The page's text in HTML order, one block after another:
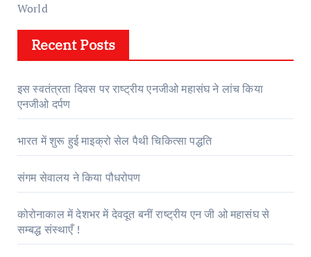
World
Recent Posts
इस स्वतंत्रता दिवस पर राष्ट्रीय एनजीओ महासंघ ने लांच किया
एनजीओ दर्पण
भारत में शुरू हुई माइक्रो सेल पैथी चिकित्सा पद्धति
संगम सेवालय ने किया पौधरोपण
कोरोनाकाल में देशभर में देवदूत बनीं राष्ट्रीय एन जी ओ महासंघ से
सम्बद्ध संस्थाएँ !